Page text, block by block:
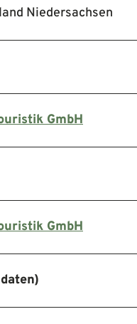
Niedersachsen
GmbH
GmbH